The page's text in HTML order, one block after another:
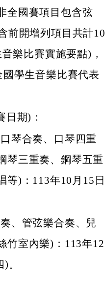
全國賽項目包含弦
前開增列項目共計10
樂比賽實施要點)，
學生音樂比賽代表
期)：
琴合奏、口琴四重
琴三重奏、鋼琴五重
等)：113年10月15日
、管弦樂合奏、兒
竹室內樂)：113年12
。